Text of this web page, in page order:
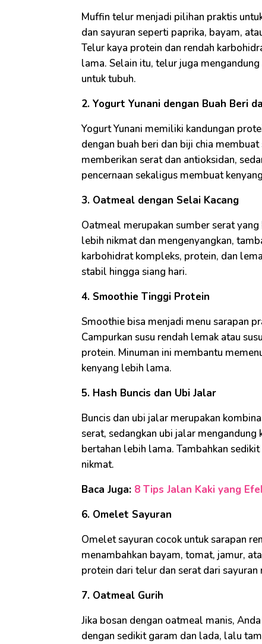
Muffin telur menjadi pilihan praktis
dan sayuran seperti paprika, bayam,
Telur kaya protein dan rendah
lama. Selain itu, telur juga
untuk tubuh.
2. Yogurt Yunani dengan Buah Beri
Yogurt Yunani memiliki kandungan
dengan buah beri dan biji chia
memberikan serat dan antioksidan,
pencernaan sekaligus membuat
3. Oatmeal dengan Selai Kacang
Oatmeal merupakan sumber serat
lebih nikmat dan mengenyangkan,
karbohidrat kompleks, protein, dan
stabil hingga siang hari.
4. Smoothie Tinggi Protein
Smoothie bisa menjadi menu sarapan
Campurkan susu rendah lemak atau
protein. Minuman ini membantu
kenyang lebih lama.
5. Hash Buncis dan Ubi Jalar
Buncis dan ubi jalar merupakan
serat, sedangkan ubi jalar
bertahan lebih lama. Tambahkan
nikmat.
Baca Juga: 8 Tips Jalan Kaki yang
6. Omelet Sayuran
Omelet sayuran cocok untuk sarapan
menambahkan bayam, tomat, jamur,
protein dari telur dan serat dari
7. Oatmeal Gurih
Jika bosan dengan oatmeal manis,
dengan sedikit garam dan lada, lalu